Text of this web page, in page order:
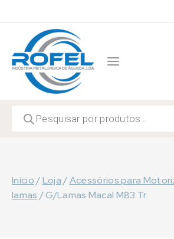
to
content
search
Início/Loja /Acessórios para
lamas /G/Lamas Macal M83 Tr.